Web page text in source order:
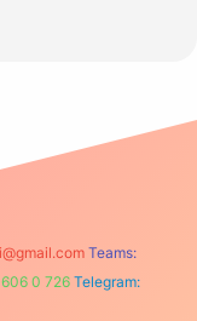
Teams:
0 726 Telegram: